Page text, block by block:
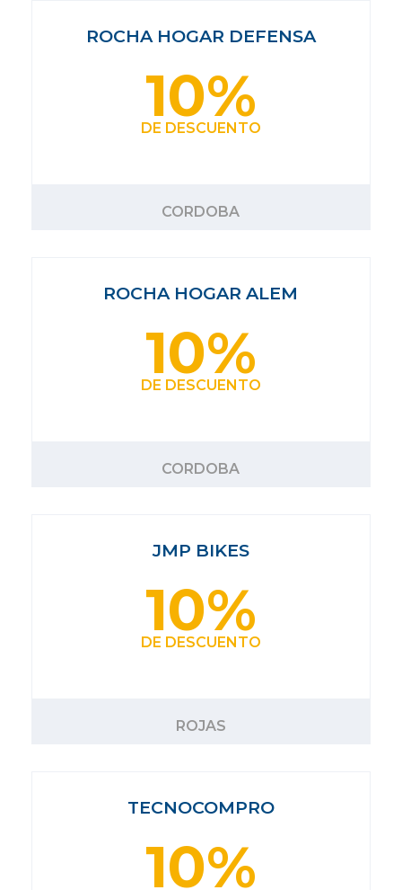
ROCHA HOGAR DEFENSA
10%
DE DESCUENTO
CORDOBA
ROCHA HOGAR ALEM
10%
DE DESCUENTO
CORDOBA
JMP BIKES
10%
DE DESCUENTO
ROJAS
TECNOCOMPRO
10%